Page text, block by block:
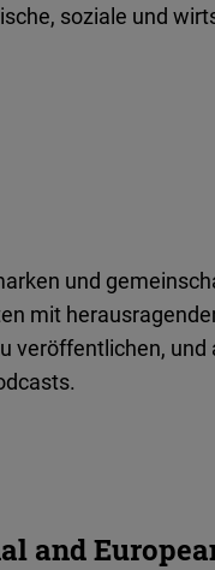
soziale und
und
mit
veröffentlichen,
and